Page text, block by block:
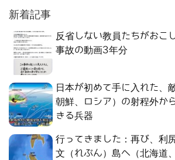
新着記事
反省しない教員たちがおこ
事故の動画3年分
日本が初めて手に入れた、
朝鮮、ロシア）の射程外か
きる兵器
行ってきました：再び、利
文（れぶん）島へ（北海道